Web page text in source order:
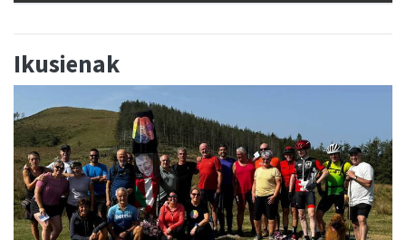
Ikusienak